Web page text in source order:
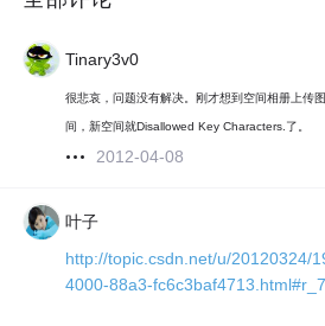
Tinary3v0
很悲哀，问题没有解决。刚才想到空间相册上传
间，新空间就Disallowed Key Characters.了。
2012-04-08
叶子
http://topic.csdn.net/u/20120324/
4000-88a3-